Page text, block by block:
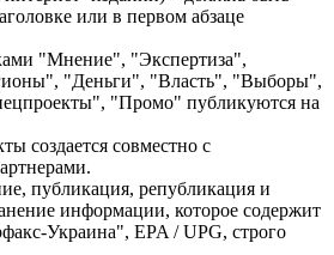
или в первом абзаце
"Мнение", "Экспертиза",
"Деньги", "Власть", "Выборы",
"Промо" публикуются на
создается совместно с
публикация, републикация и
информации, которое содержит
Украина", EPA / UPG, строго